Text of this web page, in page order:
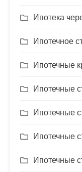
Ипотека
Ипотечное
Ипотечные
Ипотечные
Ипотечные
Ипотечные
Ипотечные